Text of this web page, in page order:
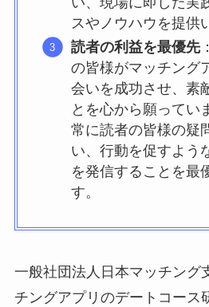
スやノウハウを提供
読者の利益を最優先
の皆様がマッチング
会いを成功させ、素
とを心から願ってい
常に読者の皆様の疑
い、行動を促すよう
を発信することを最
す。
一般社団法人日本マッチング
チングアプリのデートコース